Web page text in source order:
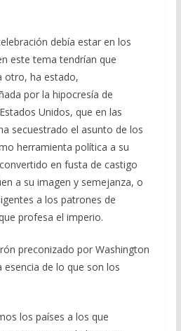
debía estar en los
este tema tendrían que
otro, ha estado,
por la hipocresía de
Unidos, que en las
secuestrado el asunto de los
herramienta política a su
en fusta de castigo
a su imagen y semejanza, o
a los patrones de
profesa el imperio.
preconizado por Washington
de lo que son los
los países a los que